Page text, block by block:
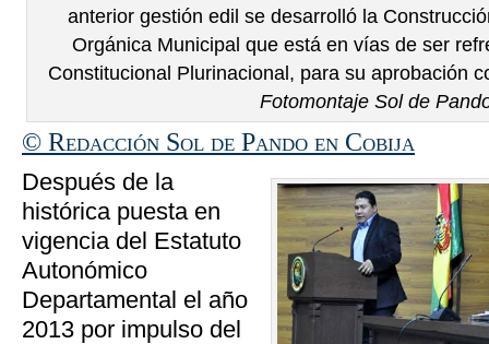
anterior gestión edil se desarrolló la
Orgánica Municipal que está en vías de ser
Constitucional Plurinacional, para su aprobación
Fotomontaje Sol de
© Redacción Sol de Pando en Cobija
Después de la
histórica puesta en
vigencia del Estatuto
Autonómico
Departamental el año
2013 por impulso del